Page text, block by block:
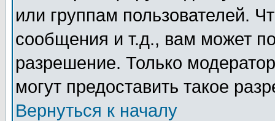
или группам пользователей.
сообщения и т.д., вам может
разрешение. Только
могут предоставить такое
Вернуться к началу